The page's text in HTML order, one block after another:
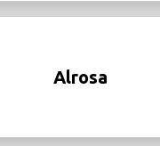
Alrosa